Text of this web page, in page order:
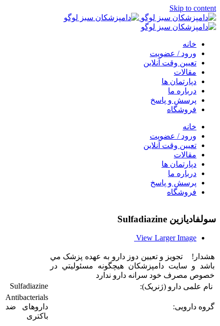
Skip to content
خانه
ورود / عضویت
تعیین وقت آنلاین
مقالات
دپارتمان ها
درباره ما
پرسش و پاسخ
فروشگاه
خانه
ورود / عضویت
تعیین وقت آنلاین
مقالات
دپارتمان ها
درباره ما
پرسش و پاسخ
فروشگاه
سولفادیازین Sulfadiazine
View Larger Image
هشدار! تجويز و تعيين دوز دارو به عهده پزشک مي
باشد و سایت دامپزشکان هيچگونه مسئوليتي در
خصوص مصرف خود سرانه دارو ندارد
نام علمی دارو (ژنریک):
Sulfadiazine
گروه دارویی:
Antibacterials
داروهای ضد
باکتری